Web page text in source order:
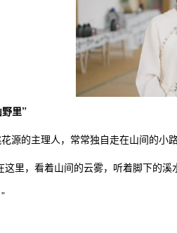
野里”
的主理人，常常独自走在山间的小
这里，看着山间的云雾，听着脚下的